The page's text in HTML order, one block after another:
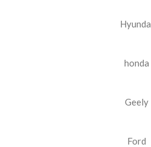
honda
Geely
Ford